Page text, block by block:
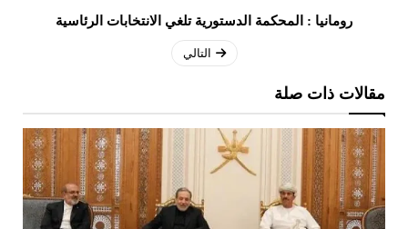
رومانيا : المحكمة الدستورية تلغي الانتخابات الرئاسية
التالي
مقالات ذات صلة